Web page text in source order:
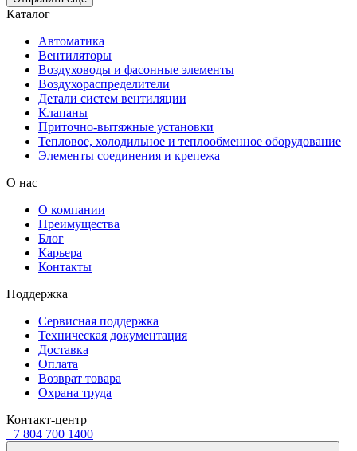
Каталог
Автоматика
Вентиляторы
Воздуховоды и фасонные элементы
Воздухораспределители
Детали систем вентиляции
Клапаны
Приточно-вытяжные установки
Тепловое, холодильное и теплообменное оборудование
Элементы соединения и крепежа
О нас
О компании
Преимущества
Блог
Карьера
Контакты
Поддержка
Сервисная поддержка
Техническая документация
Доставка
Оплата
Возврат товара
Охрана труда
Контакт-центр
+7 804 700 1400